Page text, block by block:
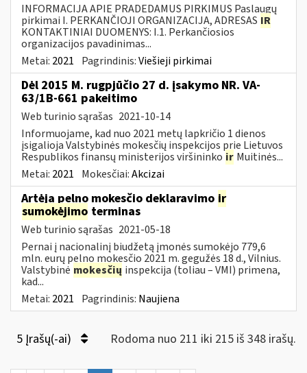
INFORMACIJA APIE PRADEDAMUS PIRKIMUS Paslaugų
pirkimai I. PERKANČIOJI ORGANIZACIJA, ADRESAS IR
KONTAKTINIAI DUOMENYS: I.1. Perkančiosios
organizacijos pavadinimas...
Metai: 2021 Pagrindinis:Viešieji pirkimai
Dėl 2015 M. rugpjūčio 27 d. įsakymo NR. VA-
63/1B-661 pakeitimo
Web turinio sąrašas 2021-10-14
Informuojame, kad nuo 2021 metų lapkričio 1 dienos
įsigalioja Valstybinės mokesčių inspekcijos prie Lietuvos
Respublikos finansų ministerijos viršininko ir Muitinės...
Metai: 2021 Mokesčiai:Akcizai
Artėja pelno mokesčio deklaravimo ir
sumokėjimo terminas
Web turinio sąrašas 2021-05-18
Pernai į nacionalinį biudžetą įmonės sumokėjo 779,6
mln. eurų pelno mokesčio 2021 m. gegužės 18 d., Vilnius.
Valstybinė mokesčių inspekcija (toliau – VMI) primena,
kad...
Metai: 2021 Pagrindinis: Naujiena
5 Įrašų(-ai) Rodoma nuo 211 iki 215 iš 348 irašų.